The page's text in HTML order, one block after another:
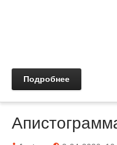
Подробнее